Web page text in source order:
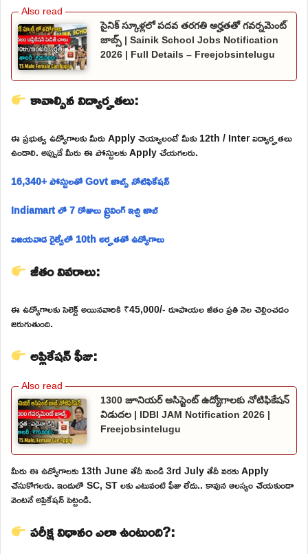
సైనిక్ స్కూళ్లలో పదవ తరగతి అర్హతతో గవర్నమెంట్
జాబ్స్ | Sainik School Jobs Notification
2026 | Full Details – Freejobsintelugu
కావాల్సిన విద్యార్హతలు:
ఈ ప్రభుత్వ ఉద్యోగాలకు మీరు Apply చెయ్యాలంటే మీకు 12th / Inter విద్యార్హతలు
ఉండాలి. అప్పుడే మీరు ఈ పోస్టులకు Apply చేయగలరు.
16,340+ పోస్టులతో Govt జాబ్స్ నోటిఫికేషన్
Indiamart లో 7 రోజులు ట్రైనింగ్ ఇచ్చి జాబ్
విజయవాడ రైల్వేలో 10th అర్హతతో ఉద్యోగాలు
జీతం వివరాలు:
ఈ ఉద్యోగాలకు సెలెక్ట్ అయినవారికి ₹45,000/- రూపాయల జీతం ప్రతి నెల చెల్లించడం
జరుగుతుంది.
అప్లికేషన్ ఫీజు:
1300 జూనియర్ అసిస్టెంట్ ఉద్యోగాలకు నోటిఫికేషన్
విడుదల | IDBI JAM Notification 2026 |
Freejobsintelugu
మీరు ఈ ఉద్యోగాలకు 13th June తేదీ నుండి 3rd July తేదీ వరకు Apply
చేసుకోగలరు. ఇందులో SC, ST లకు ఎటువంటి ఫీజు లేదు.. కావున ఆలస్యం చేయకుండా
వెంటనే అప్లికేషన్ పెట్టండి.
పరీక్ష విధానం ఎలా ఉంటుంది?: